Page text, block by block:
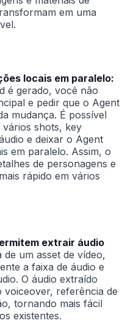
em uma
locais em paralelo:
é gerado, você não
e pedir que o Agent
mudança. É possível
shots, key
e deixar o Agent
em paralelo. Assim, o
de personagens e
rápido em vários
extrair áudio
de um asset de vídeo,
a faixa de áudio e
O áudio extraído
voiceover, referência de
tornando mais fácil
existentes.